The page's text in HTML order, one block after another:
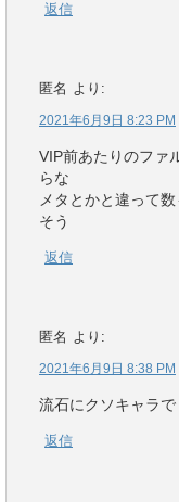
返信
匿名 より:
2021年6月9日 8:23 PM
VIP前あたりのファ
らな
メタとかと違って
そう
返信
匿名 より:
2021年6月9日 8:38 PM
流石にクソキャラ
返信